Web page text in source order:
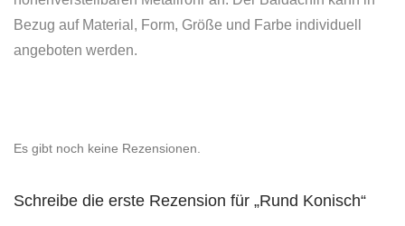
Bezug auf Material, Form, Größe und Farbe individuell
angeboten werden.
Es gibt noch keine Rezensionen.
Schreibe die erste Rezension für „Rund Konisch“